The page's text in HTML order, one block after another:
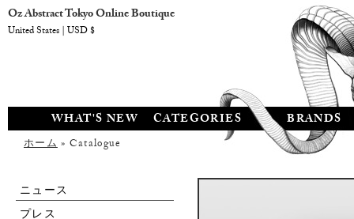
WHAT'S NEW CATEGORIES BRANDS
ホーム» Catalogue
ニュース
Oz Abstract Tokyo Online Boutique
United States | USD $